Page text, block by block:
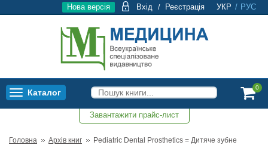
УКР / РУС
Вхід / Реєстрація
Нова версія
Toggle
Каталог
0
Завантажити прайс-лист
Головна Архів книг
Pediatric Dental Prosthetics = Дитяче зубне